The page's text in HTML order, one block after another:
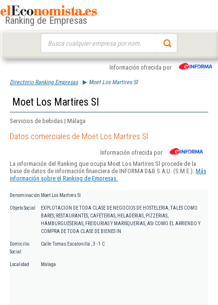
Ranking de Empresas
Información ofrecida por
Directorio Ranking Empresas Moet Los Martires Sl
Moet Los Martires Sl
Servicios de bebidas | Málaga
Datos comerciales de Moet Los Martires Sl
Información ofrecida por
La información del Ranking que ocupa Moet Los Martires Sl procede de la
base de datos de información financiera de INFORMA D&B S.A.U. (S.M.E.). Más
información sobre el Ranking de Empresas.
Denominación Moet Los Martires Sl
Objeto Social
EXPLOTACION DE TODA CLASE DE NEGOCIOS DE HOSTELERIA, TALES COMO
BARES, RESTAURANTES, CAFETERIAS, HELADERIAS, PIZZERIAS,
HAMBURGUESERIAS, FREIDURIAS Y MARISQUERIAS, ASI COMO EL ARRIENDO Y
COMPRA DE TODA CLASE DE BIENES IN
Domicilio
Social
Calle Tomas Escalonilla , 3 - 1 C
Localidad Malaga